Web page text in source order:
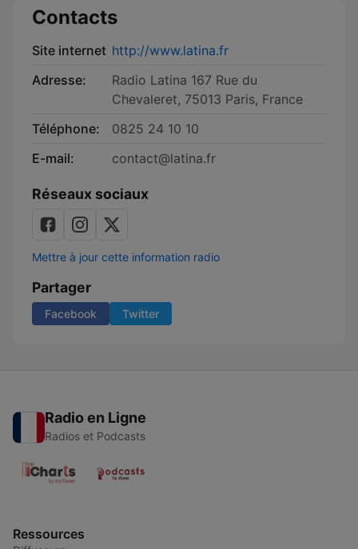
Contacts
Site internet http://www.latina.fr
Adresse:
Radio Latina 167 Rue du
Chevaleret, 75013 Paris, France
Téléphone:
0825 24 10 10
E-mail:
contact@latina.fr
Réseaux sociaux
Mettre à jour cette information radio
Partager
Facebook Twitter
Radio en Ligne
Radios et Podcasts
Ressources